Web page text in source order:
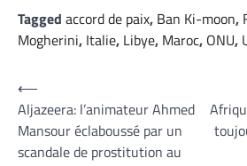
Tagged accord de paix, Ban Ki-moon,
Mogherini, Italie, Libye, Maroc, ONU,
Navigation
de
l’article
⟵
Aljazeera: l’animateur Ahmed
Mansour éclaboussé par un
scandale de prostitution au